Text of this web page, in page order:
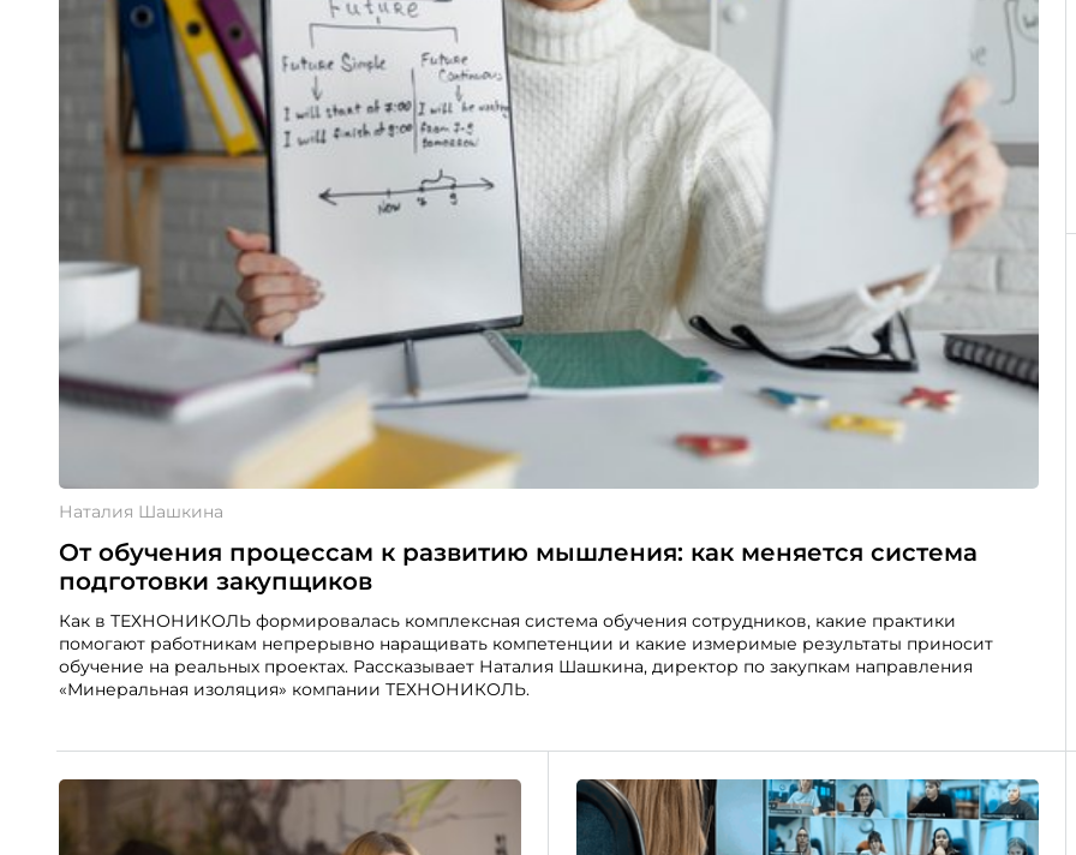
Наталия Шашкина
От обучения процессам к развитию мышления: как меняется система
подготовки закупщиков
Как в ТЕХНОНИКОЛЬ формировалась комплексная система обучения сотрудников, какие практики
помогают работникам непрерывно наращивать компетенции и какие измеримые результаты приносит
обучение на реальных проектах. Рассказывает Наталия Шашкина, директор по закупкам направления
«Минеральная изоляция» компании ТЕХНОНИКОЛЬ.